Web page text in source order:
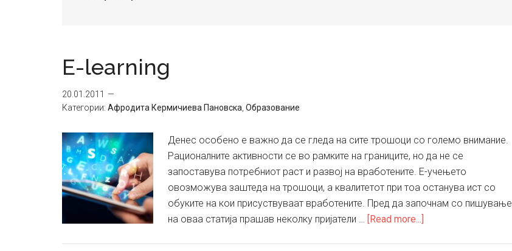
E-learning
20.01.2011
Категории: Aфродита Кермичиева Пановска Образование
Денес особено е важно да се гледа на сите трошоци со големо внимание.
Рационалните активности се во рамките на границите, но да не се
запоставува потребниот раст и развој на вработените. Е-учењето
овозможува заштеда на трошоци, а квалитетот при тоа останува ист со
обуките на кои присуствуваат вработените. Пред да започнам со пишување
на оваа статија прашав неколку пријатели … [Read more...]